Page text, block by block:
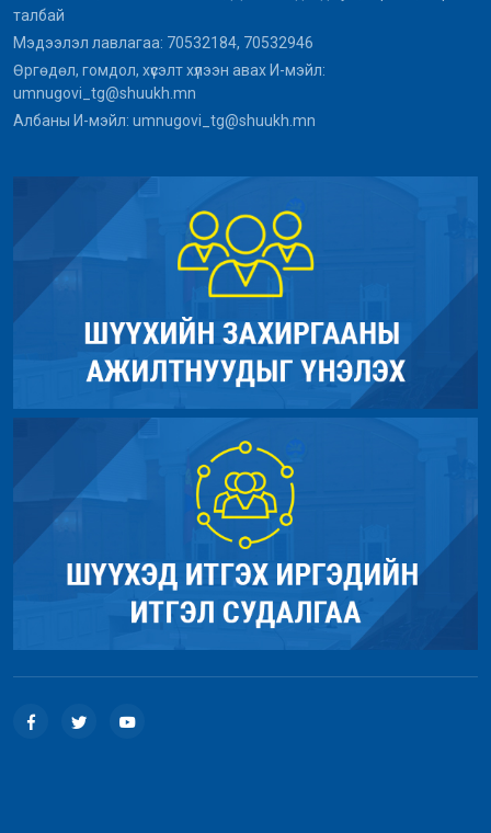
талбай
Мэдээлэл лавлагаа: 70532184, 70532946
Өргөдөл, гомдол, хүсэлт хүлээн авах И-мэйл:
umnugovi_tg@shuukh.mn
Албаны И-мэйл: umnugovi_tg@shuukh.mn